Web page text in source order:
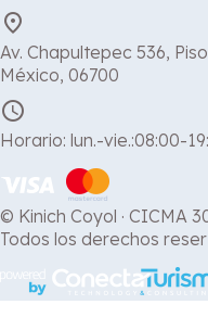
place
Av. Chapultepec 536,
México, 06700
schedule
Horario: lun.-vie.:08:00-
© Kinich Coyol · CICMA
Todos los derechos